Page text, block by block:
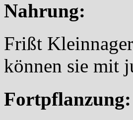
Nahrung:
Frißt
können sie mit
Fortpflanzung: